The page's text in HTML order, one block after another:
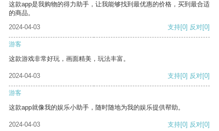
这款app是我购物的得力助手，让我能够找到最优惠的价格，买到最合适
的商品。
2024-04-03
支持[0] 反对[0]
游客
这款游戏非常好玩，画面精美，玩法丰富。
2024-04-03 支持[0] 反对[0]
游客
这款app就像我的娱乐小助手，随时随地为我的娱乐提供帮助。
2024-04-03 支持[0] 反对[0]